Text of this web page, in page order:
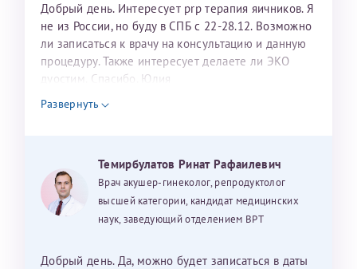
Добрый день. Интересует prp терапия яичников. Я
не из России, но буду в СПБ с 22-28.12. Возможно
ли записаться к врачу на консультацию и данную
процедуру. Также интересует делаете ли ЭКО
дуостим. Спасибо. Юлия
Развернуть
Темирбулатов Ринат Рафаилевич
Врач акушер-гинеколог, репродуктолог
высшей категории, кандидат медицинских
наук, заведующий отделением ВРТ
Добрый день. Да, можно будет записаться в даты